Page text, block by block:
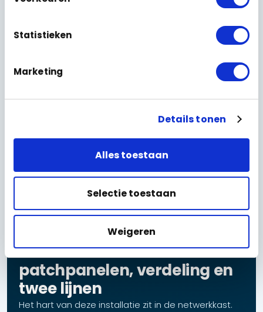
Statistieken
Marketing
Details tonen
Alles toestaan
Selectie toestaan
Weigeren
DE TECHNISCHE OPLOSSING
De kast is het brein:
patchpanelen, verdeling en
twee lijnen
Het hart van deze installatie zit in de netwerkkast.